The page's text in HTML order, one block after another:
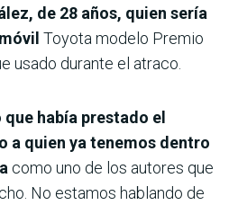
de 28 años, quien sería
Toyota modelo Premio
usado durante el atraco.
había prestado el
a quien ya tenemos dentro
como uno de los autores que
No estamos hablando de